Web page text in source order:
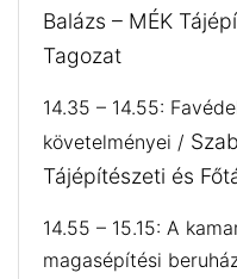
Balázs – MÉK
Tagozat
14.35 – 14.55:
követelményei /
Tájépítészeti és
14.55 – 15.15: A
magasépítési